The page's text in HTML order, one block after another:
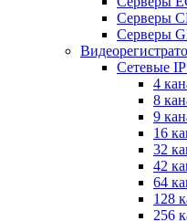
Серверы
Серверы
Сетевые
4
8
9
16
32
42
64
128
256